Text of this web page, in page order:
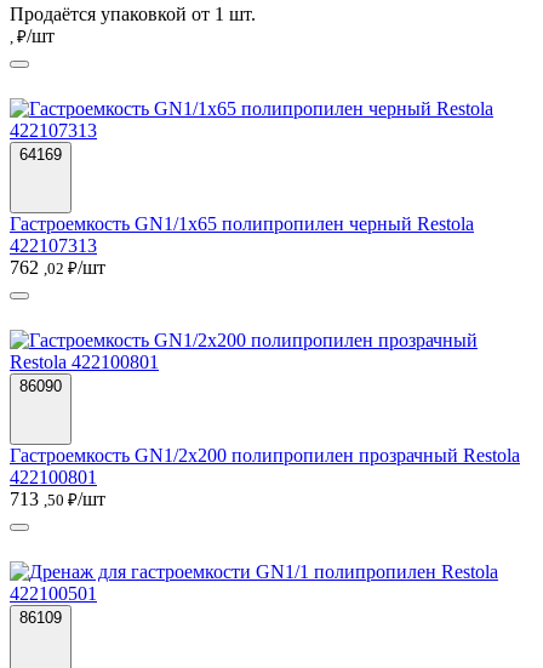
Продаётся упаковкой от 1 шт.
, ₽/шт
64169
Гастроемкость GN1/1х65 полипропилен черный Restola
422107313
762 ,02 ₽/шт
86090
Гастроемкость GN1/2х200 полипропилен прозрачный Restola
422100801
713 ,50 ₽/шт
86109